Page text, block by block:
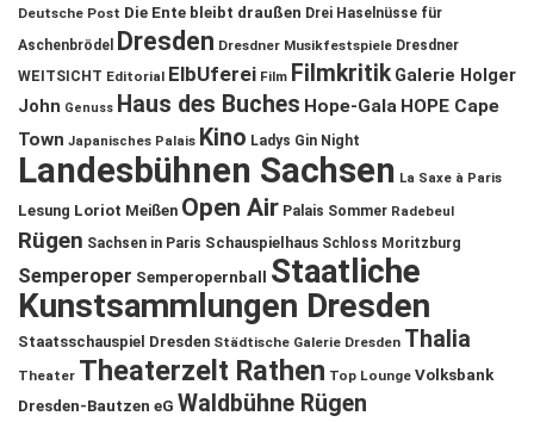
Deutsche Post Die Ente bleibt draußen Drei Haselnüsse für
Aschenbrödel
Dresden Dresdner Musikfestspiele Dresdner
WEITSICHT Editorial ElbUferei Film Filmkritik Galerie Holger
John Genuss Haus des Buches Hope-Gala HOPE Cape
Town Japanisches Palais Kino Ladys Gin Night
Landesbühnen Sachsen La Saxe à Paris
Lesung Loriot Meißen Open Air Palais Sommer Radebeul
Rügen Sachsen in Paris Schauspielhaus Schloss Moritzburg
Semperoper Semperopernball
Staatliche
Kunstsammlungen Dresden
Staatsschauspiel Dresden Städtische Galerie Dresden Thalia
Theater Theaterzelt Rathen Top Lounge Volksbank
Dresden-Bautzen eG Waldbühne Rügen